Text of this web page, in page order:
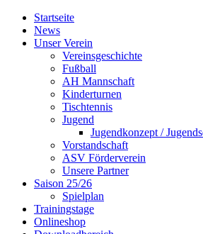
Startseite
News
Unser Verein
Vereinsgeschichte
Fußball
AH Mannschaft
Kinderturnen
Tischtennis
Jugend
Jugendkonzept /
Vorstandschaft
ASV Förderverein
Unsere Partner
Saison 25/26
Spielplan
Trainingstage
Onlineshop